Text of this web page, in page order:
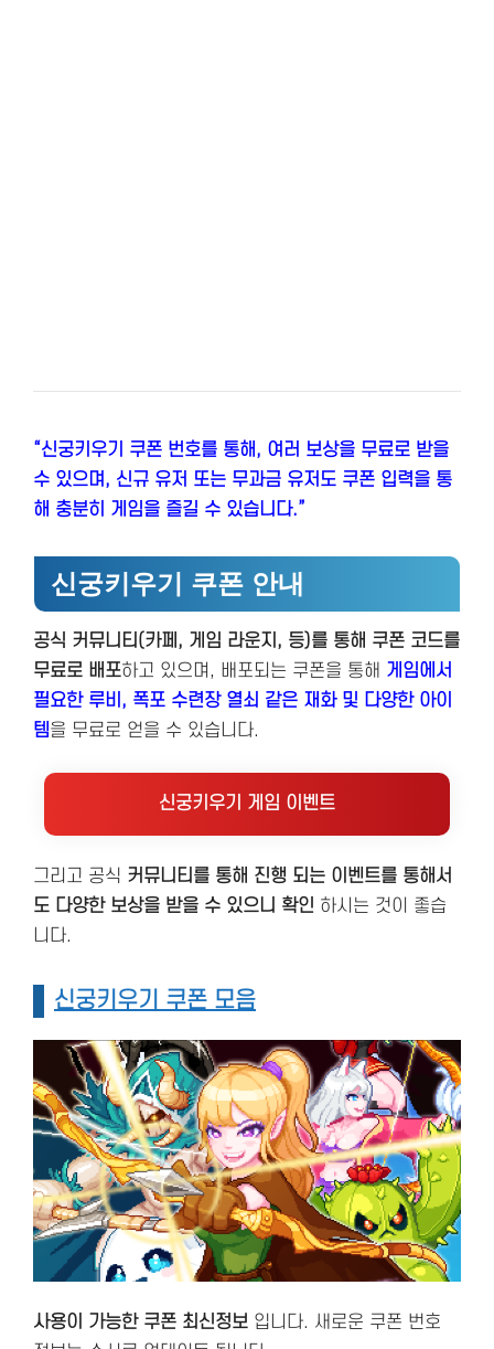
“신궁키우기 쿠폰 번호를 통해, 여러 보상을 무료로 받을
수 있으며, 신규 유저 또는 무과금 유저도 쿠폰 입력을 통
해 충분히 게임을 즐길 수 있습니다.”
신궁키우기 쿠폰 안내
공식 커뮤니티(카페, 게임 라운지, 등)를 통해 쿠폰 코드를
무료로 배포하고 있으며, 배포되는 쿠폰을 통해 게임에서
필요한 루비, 폭포 수련장 열쇠 같은 재화 및 다양한 아이
템을 무료로 얻을 수 있습니다.
신궁키우기 게임 이벤트
그리고 공식 커뮤니티를 통해 진행 되는 이벤트를 통해서
도 다양한 보상을 받을 수 있으니 확인 하시는 것이 좋습
니다.
신궁키우기 쿠폰 모음
사용이 가능한 쿠폰 최신정보 입니다. 새로운 쿠폰 번호